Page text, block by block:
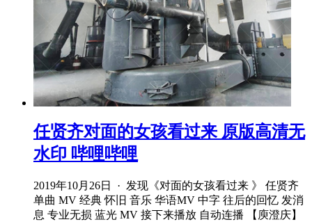
任贤齐对面的女孩看过来 原版高清无
水印 哔哩哔哩
2019年10月26日 · 发现《对面的女孩看过来 》 任贤齐
单曲 MV 经典 怀旧 音乐 华语MV 中字 往后的回忆 发消
息 专业无损 蓝光 MV 接下来播放 自动连播 【庾澄庆】